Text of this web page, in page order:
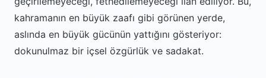
kahramanın en büyük zaafı gibi görünen yerde,
aslında en büyük gücünün yattığını gösteriyor:
dokunulmaz bir içsel özgürlük ve sadakat.